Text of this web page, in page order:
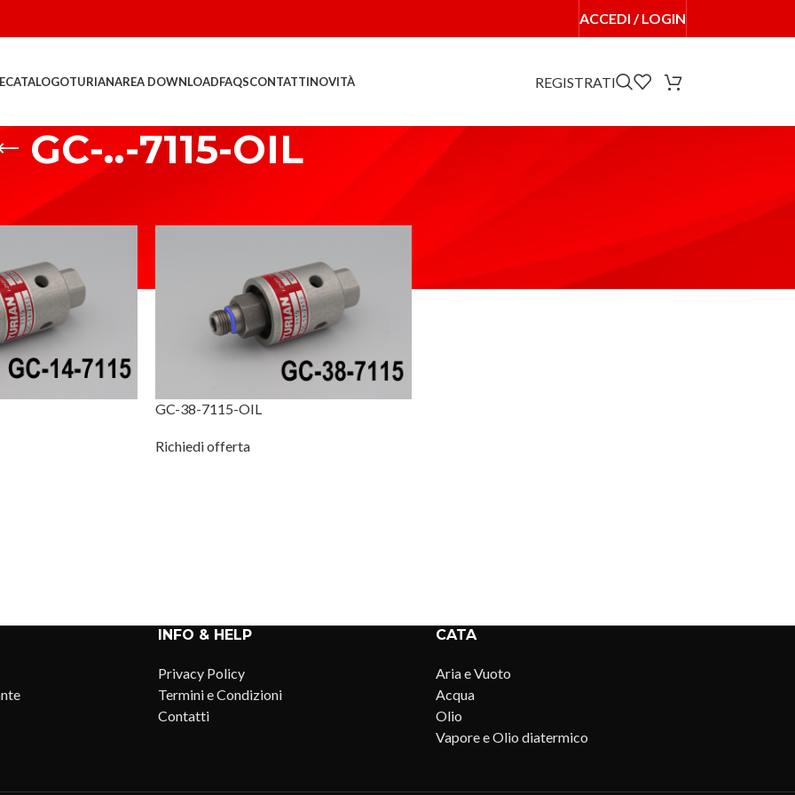
ACCEDI / LOGIN
CATALOGOTURIANAREA DOWNLOADFAQSCONTATTINOVITÀ REGISTRATI
GC-..-7115-OIL
..-7115-OIL
GC-38-7115-OIL
Richiedi offerta
INFO & HELP
Privacy Policy
Termini e Condizioni
Contatti
CATA
Aria e Vuoto
Acqua
Olio
Vapore e Olio diatermico